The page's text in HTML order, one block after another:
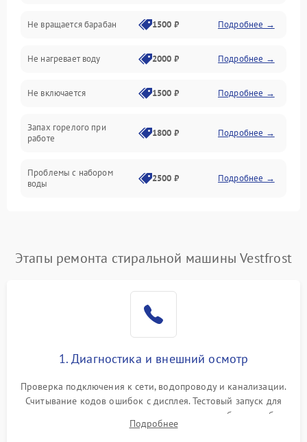
Слив
Программное обеспечение
Не вращается барабан 1500 ₽ Подробнее →
Не нагревает воду 2000 ₽ Подробнее →
Не включается 1500 ₽ Подробнее →
Запах горелого при
работе
1800 ₽ Подробнее →
Проблемы с набором
воды
2500 ₽ Подробнее →
2200 ₽ Подробнее →
Этапы ремонта стиральной машины Vestfrost
1. Диагностика и внешний осмотр
Проверка подключения к сети, водопроводу и канализации.
Считывание кодов ошибок с дисплея. Тестовый запуск для
выявления посторонних шумов, протечек или сбоев в работе
электронного модуля управления.
Подробнее